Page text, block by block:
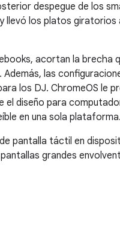
despegue de los
los platos giratorios
acortan la brecha
las
los DJ. ChromeOS le
el diseño para
en una sola plataforma.
pantalla táctil en
grandes